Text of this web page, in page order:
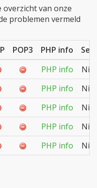
van onze
problemen vermeld
POP3 PHP info
PHP info
PHP info
PHP info
PHP info
PHP info